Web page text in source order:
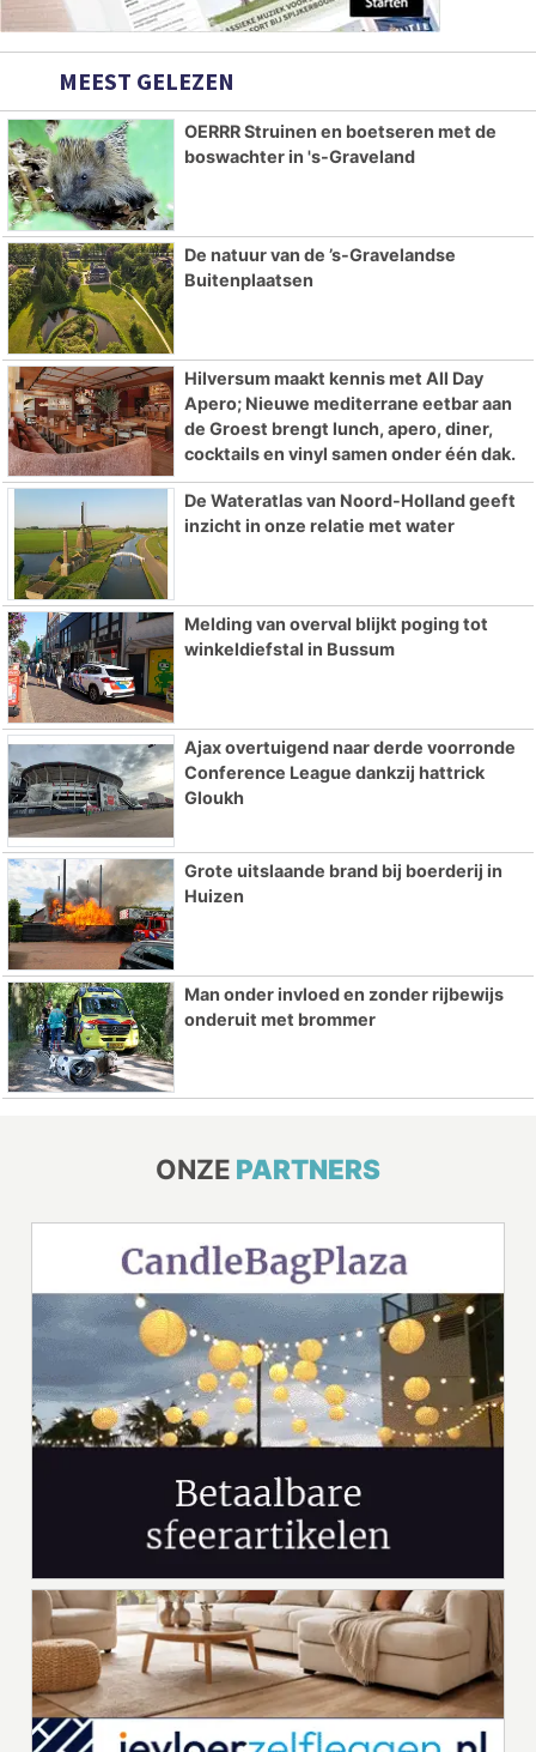
MEEST GELEZEN
OERRR Struinen en boetseren met de
boswachter in 's-Graveland
De natuur van de ’s-Gravelandse
Buitenplaatsen
Hilversum maakt kennis met All Day
Apero; Nieuwe mediterrane eetbar aan
de Groest brengt lunch, apero, diner,
cocktails en vinyl samen onder één dak.
De Wateratlas van Noord-Holland geeft
inzicht in onze relatie met water
Melding van overval blijkt poging tot
winkeldiefstal in Bussum
Ajax overtuigend naar derde voorronde
Conference League dankzij hattrick
Gloukh
Grote uitslaande brand bij boerderij in
Huizen
Man onder invloed en zonder rijbewijs
onderuit met brommer
ONZE PARTNERS